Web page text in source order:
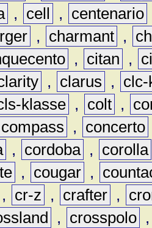
, cell , centenario
, charmant ,
, citan ,
, clarus ,
clc-
klasse , colt ,
compass , concerto
, cordoba ,
corolla
, cougar ,
, cr-z , crafter ,
, crosspolo